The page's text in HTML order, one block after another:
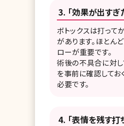
「効果が出す
ボトックスは打って
があります。ほとん
ローが重要です。
術後の不具合に対
を事前に確認してお
必要です。
「表情を残す